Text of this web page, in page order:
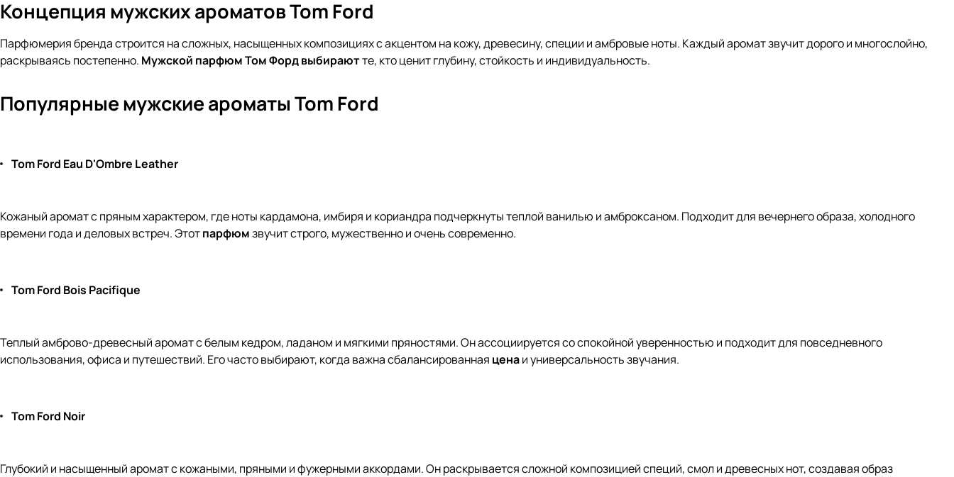
Концепция мужских ароматов Tom Ford
Парфюмерия бренда строится на сложных, насыщенных композициях с акцентом на кожу, древесину, специи и амбровые ноты. Каждый аромат звучит дорого и многослойно,
раскрываясь постепенно. Мужской парфюмТом Форд выбираютте, кто ценит глубину, стойкость и индивидуальность.
Популярные мужские ароматы Tom Ford
Tom Ford Eau D'Ombre Leather
Кожаный аромат с пряным характером, где ноты кардамона, имбиря и кориандра подчеркнуты теплой ванилью и амброксаном. Подходит для вечернего образа, холодного
времени года и деловых встреч. Этотпарфюмзвучит строго, мужественно и очень современно.
Tom Ford Bois Pacifique
Теплый амброво-древесный аромат с белым кедром, ладаном и мягкими пряностями. Он ассоциируется со спокойной уверенностью и подходит для повседневного
использования, офиса и путешествий. Его часто выбирают, когда важна сбалансированная ценаи универсальность звучания.
Tom Ford Noir
Глубокий и насыщенный аромат с кожаными, пряными и фужерными аккордами. Он раскрывается сложной композицией специй, смол и древесных нот, создавая образ